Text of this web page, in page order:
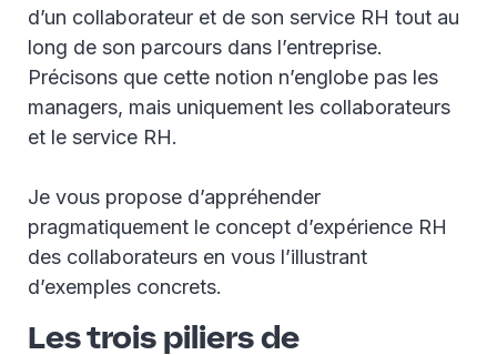
d’un collaborateur et de son service RH tout au
long de son parcours dans l’entreprise.
Précisons que cette notion n’englobe pas les
managers, mais uniquement les collaborateurs
et le service RH.
Je vous propose d’appréhender
pragmatiquement le concept d’expérience RH
des collaborateurs en vous l’illustrant
d’exemples concrets.
Les trois piliers de